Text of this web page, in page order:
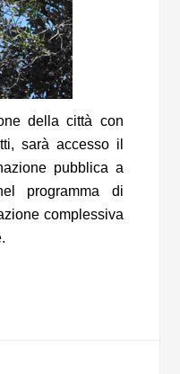
della città con
sarà accesso il
pubblica a
programma di
complessiva